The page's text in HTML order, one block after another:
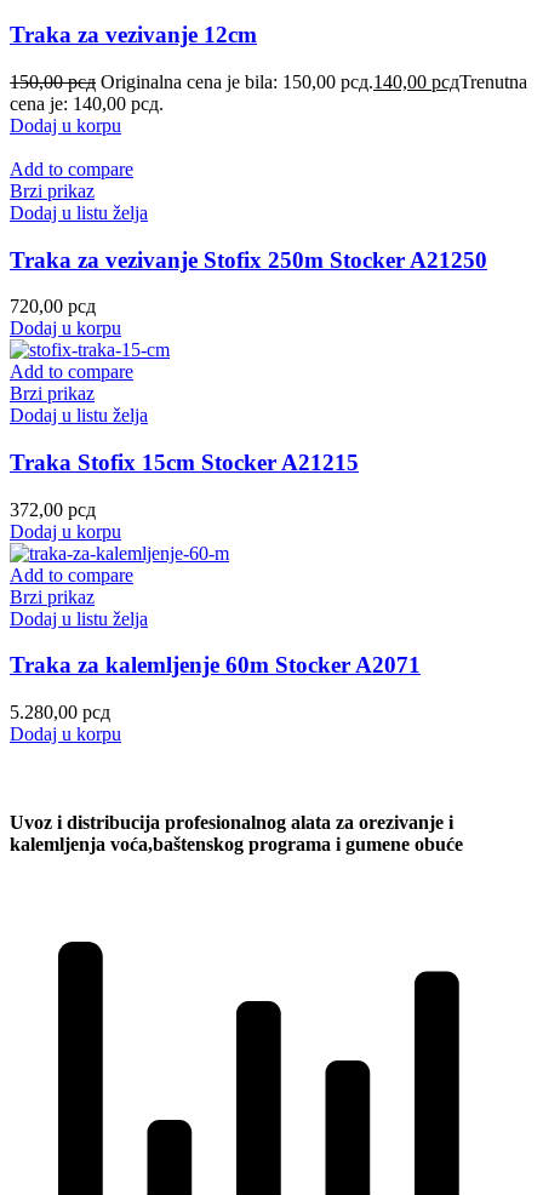
Traka za vezivanje 12cm
150,00рсд Originalna cena je bila: 150,00 рсд.140,00 рсдTrenutna
cena je: 140,00 рсд.
Dodaj u korpu
Add to compare
Brzi prikaz
Dodaj u listu želja
Traka za vezivanje Stofix 250m Stocker A21250
720,00 рсд
Dodaj u korpu
Add to compare
Brzi prikaz
Dodaj u listu želja
Traka Stofix 15cm Stocker A21215
372,00 рсд
Dodaj u korpu
Add to compare
Brzi prikaz
Dodaj u listu želja
Traka za kalemljenje 60m Stocker A2071
5.280,00 рсд
Dodaj u korpu
Uvoz i distribucija profesionalnog alata za orezivanje i
kalemljenja voća,baštenskog programa i gumene obuće